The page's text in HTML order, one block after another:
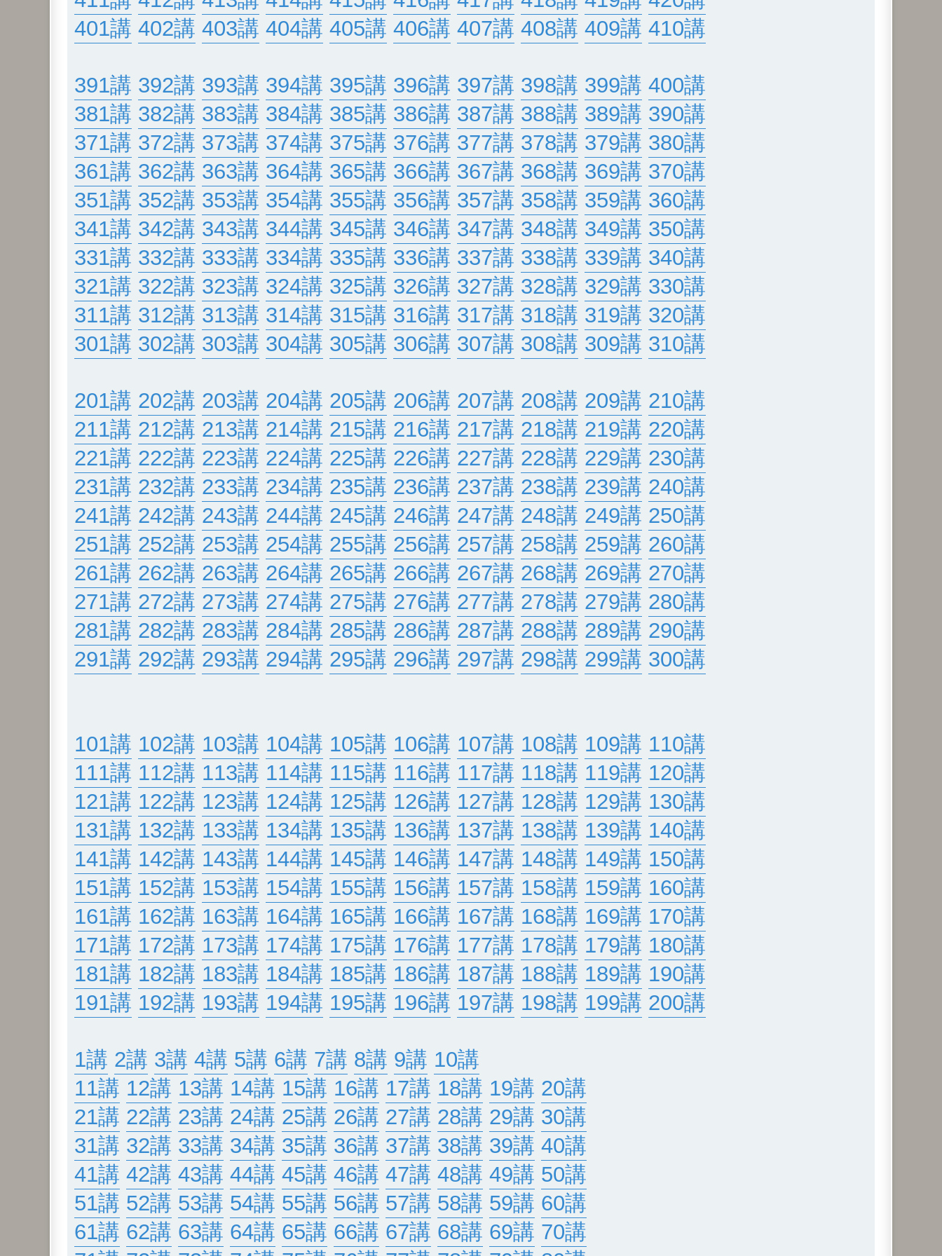
401講 402講 403講 404講 405講 406講 407講 408講 409講 410講
391講 392講 393講 394講 395講 396講 397講 398講 399講 400講
381講 382講 383講 384講 385講 386講 387講 388講 389講 390講
371講 372講 373講 374講 375講 376講 377講 378講 379講 380講
361講 362講 363講 364講 365講 366講 367講 368講 369講 370講
351講 352講 353講 354講 355講 356講 357講 358講 359講 360講
341講 342講 343講 344講 345講 346講 347講 348講 349講 350講
331講 332講 333講 334講 335講 336講 337講 338講 339講 340講
321講 322講 323講 324講 325講 326講 327講 328講 329講 330講
311講 312講 313講 314講 315講 316講 317講 318講 319講 320講
301講 302講 303講 304講 305講 306講 307講 308講 309講 310講
201講 202講 203講 204講 205講 206講 207講 208講 209講 210講
211講 212講 213講 214講 215講 216講 217講 218講 219講 220講
221講 222講 223講 224講 225講 226講 227講 228講 229講 230講
231講 232講 233講 234講 235講 236講 237講 238講 239講 240講
241講 242講 243講 244講 245講 246講 247講 248講 249講 250講
251講 252講 253講 254講 255講 256講 257講 258講 259講 260講
261講 262講 263講 264講 265講 266講 267講 268講 269講 270講
271講 272講 273講 274講 275講 276講 277講 278講 279講 280講
281講 282講 283講 284講 285講 286講 287講 288講 289講 290講
291講 292講 293講 294講 295講 296講 297講 298講 299講 300講
101講 102講 103講 104講 105講 106講 107講 108講 109講 110講
111講 112講 113講 114講 115講 116講 117講 118講 119講 120講
121講 122講 123講 124講 125講 126講 127講 128講 129講 130講
131講 132講 133講 134講 135講 136講 137講 138講 139講 140講
141講 142講 143講 144講 145講 146講 147講 148講 149講 150講
151講 152講 153講 154講 155講 156講 157講 158講 159講 160講
161講 162講 163講 164講 165講 166講 167講 168講 169講 170講
171講 172講 173講 174講 175講 176講 177講 178講 179講 180講
181講 182講 183講 184講 185講 186講 187講 188講 189講 190講
191講 192講 193講 194講 195講 196講 197講 198講 199講 200講
1講 2講 3講 4講 5講 6講 7講 8講 9講 10講
11講 12講 13講 14講 15講 16講 17講 18講 19講 20講
21講 22講 23講 24講 25講 26講 27講 28講 29講 30講
31講 32講 33講 34講 35講 36講 37講 38講 39講 40講
41講 42講 43講 44講 45講 46講 47講 48講 49講 50講
51講 52講 53講 54講 55講 56講 57講 58講 59講 60講
61講 62講 63講 64講 65講 66講 67講 68講 69講 70講